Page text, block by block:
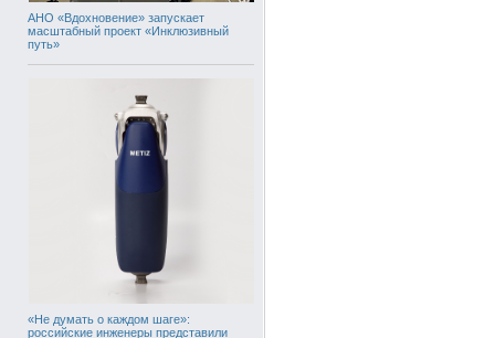
АНО «Вдохновение» запускает
масштабный проект «Инклюзивный
путь»
«Не думать о каждом шаге»:
российские инженеры представили